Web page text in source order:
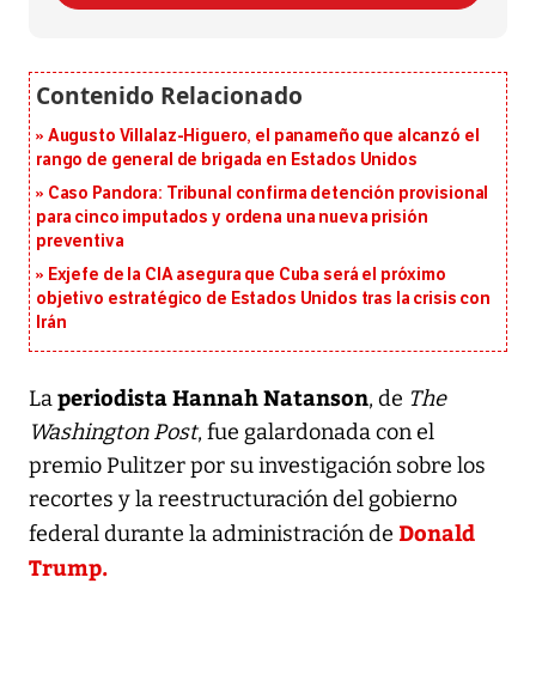
Augusto Villalaz-Higuero, el panameño que alcanzó el
rango de general de brigada en Estados Unidos
Caso Pandora: Tribunal confirma detención provisional
para cinco imputados y ordena una nueva prisión
preventiva
Exjefe de la CIA asegura que Cuba será el próximo
objetivo estratégico de Estados Unidos tras la crisis con
Irán
Laperiodista Hannah Natanson, de The
Washington Post, fue galardonada con el
premio Pulitzer por su investigación sobre los
recortes y la reestructuración del gobierno
federal durante la administración de Donald
Trump.